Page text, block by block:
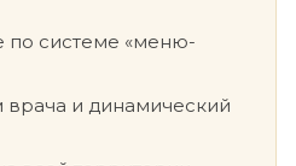
по системе «меню-
и динамический